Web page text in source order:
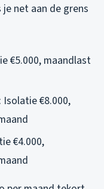
net aan de grens
€5.000, maandlast
: Isolatie €8.000,
€4.000,